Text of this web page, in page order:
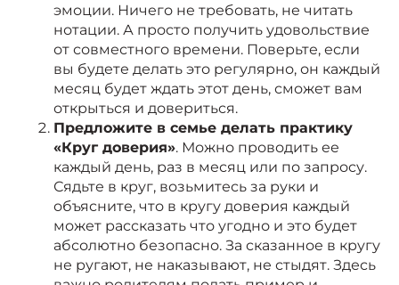
эмоции. Ничего не требовать, не читать
нотации. А просто получить удовольствие
от совместного времени. Поверьте, если
вы будете делать это регулярно, он каждый
месяц будет ждать этот день, сможет вам
открыться и довериться.
Предложите в семье делать практику
«Круг доверия». Можно проводить ее
каждый день, раз в месяц или по запросу.
Сядьте в круг, возьмитесь за руки и
объясните, что в кругу доверия каждый
может рассказать что угодно и это будет
абсолютно безопасно. За сказанное в кругу
не ругают, не наказывают, не стыдят. Здесь